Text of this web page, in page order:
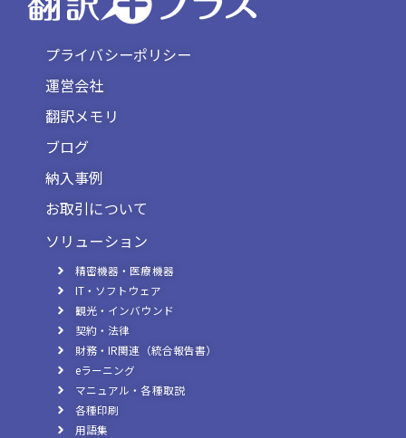
プライバシーポリシー
運営会社
翻訳メモリ
ブログ
納入事例
お取引について
ソリューション
精密機器・医療機器
IT・ソフトウェア
観光・インバウンド
契約・法律
財務・IR関連（統合報告書）
eラーニング
マニュアル・各種取説
各種印刷
用語集